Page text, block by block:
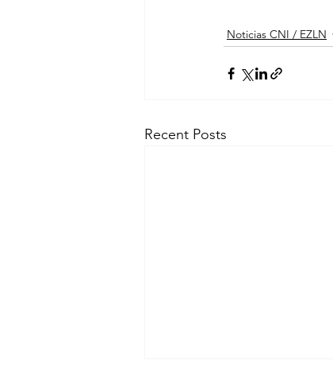
Noticias CNI / EZLN
Recent Posts